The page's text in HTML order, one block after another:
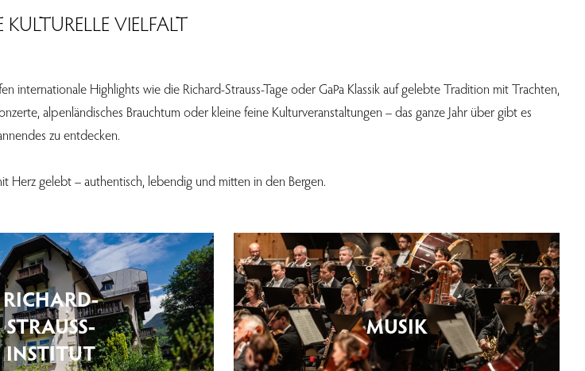
VIELFALT
Highlights wie die Richard-Strauss-Tage oder GaPa Klassik auf gelebte Tradition mit Trachten,
alpenländisches Brauchtum oder kleine feine Kulturveranstaltungen – das ganze Jahr über gibt es
zu entdecken.
Herz gelebt – authentisch, lebendig und mitten in den Bergen.
RICHARD-
STRAUSS-
INSTITUT
MUSIK